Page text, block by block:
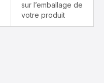
sur l’emballage de
votre produit